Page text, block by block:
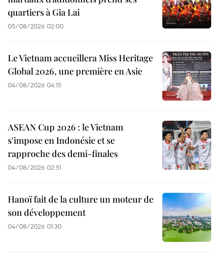
quartiers à Gia Lai
05/08/2026 02:00
Le Vietnam accueillera Miss Heritage
Global 2026, une première en Asie
04/08/2026 04:15
ASEAN Cup 2026 : le Vietnam
s'impose en Indonésie et se
rapproche des demi-finales
04/08/2026 02:51
Hanoï fait de la culture un moteur de
son développement
04/08/2026 01:30